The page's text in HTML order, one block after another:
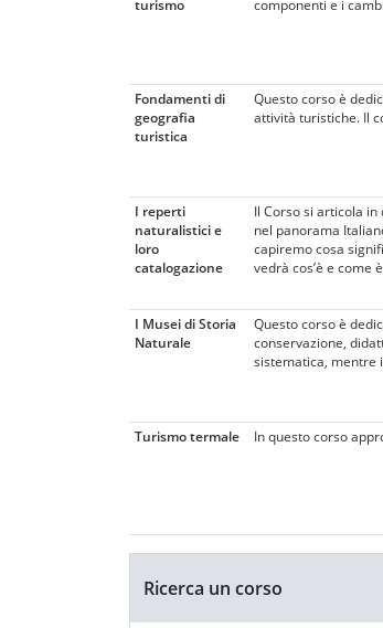
turismo
componenti e i
Fondamenti di
geografia
turistica
Questo corso è
attività turistiche. Il
I reperti
naturalistici e
loro
catalogazione
Il Corso si articola
nel panorama
capiremo cosa
vedrà cos’è e
I Musei di Storia
Naturale
Questo corso è
conservazione,
sistematica, mentre
Turismo termale In questo corso
Ricerca un corso